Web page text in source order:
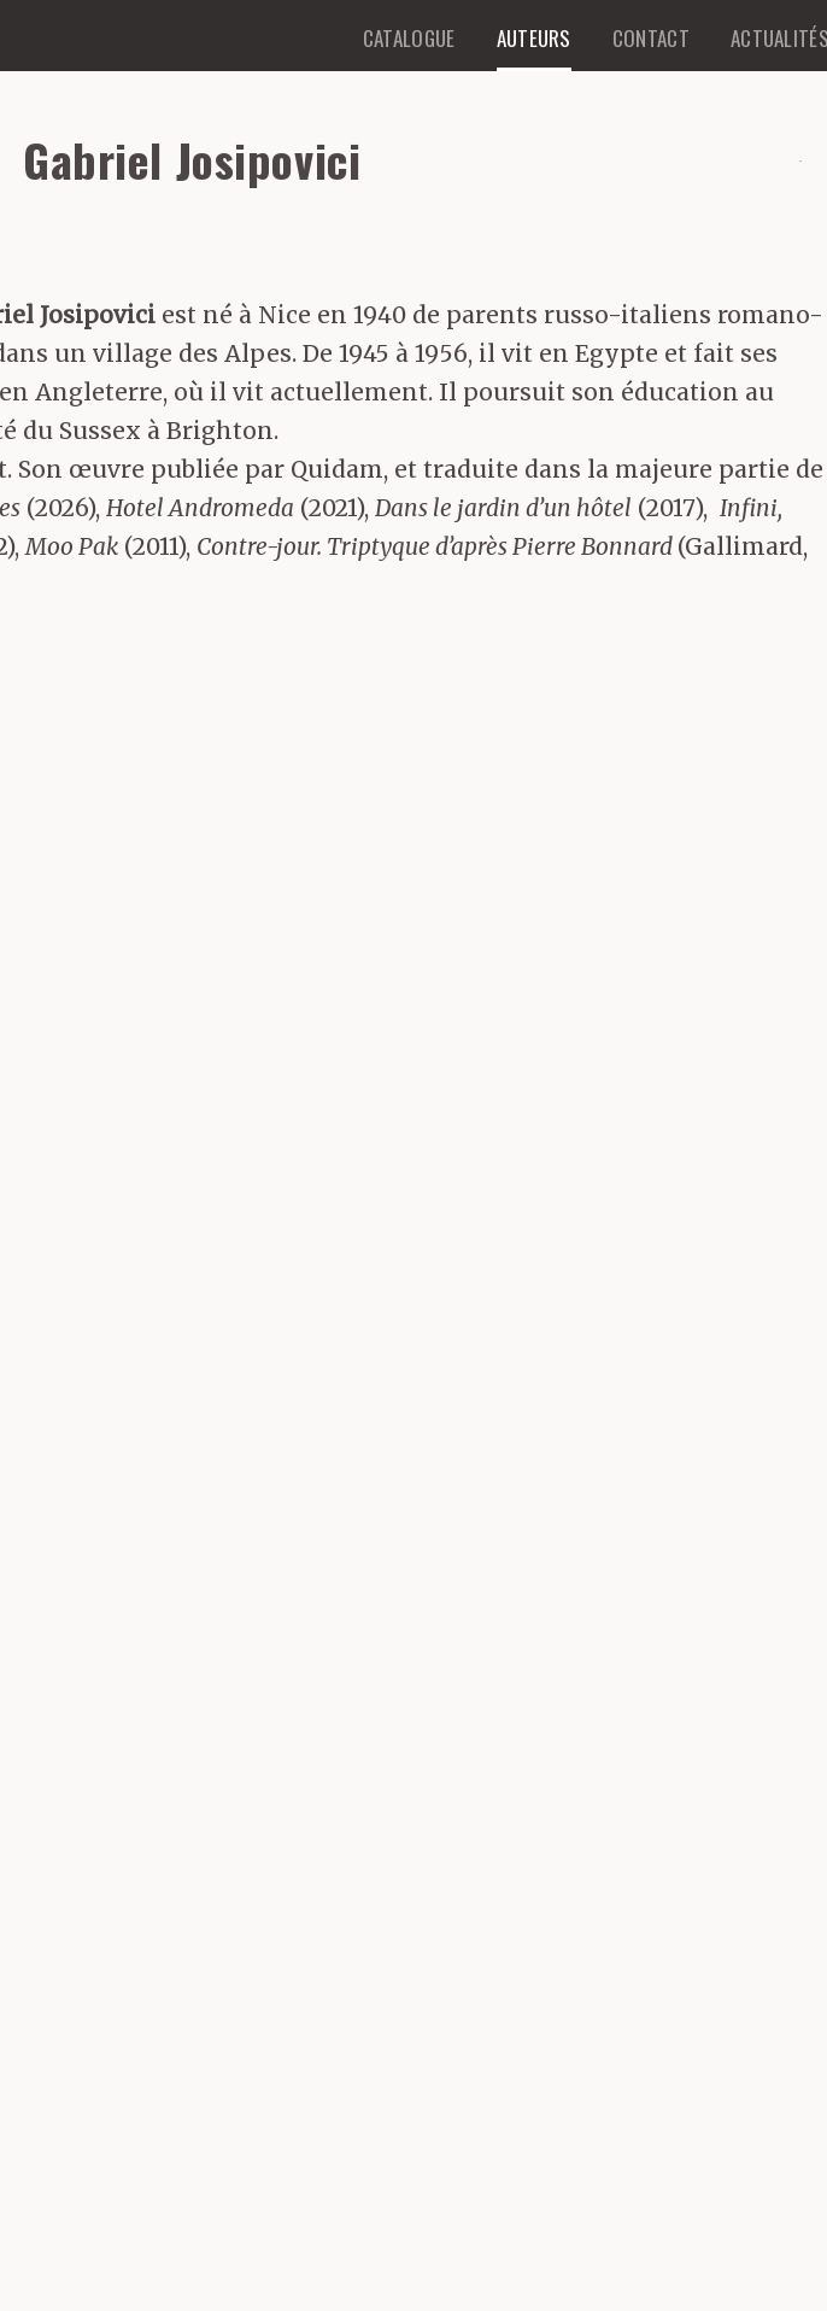
CATALOGUE AUTEURS CONTACT
Gabriel Josipovici
Josipovici est né à Nice en 1940 de parents russo-italiens romano-
un village des Alpes. De 1945 à 1956, il vit en Egypte et fait ses
en Angleterre, où il vit actuellement. Il poursuit son éducation au
du Sussex à Brighton.
œuvre publiée par Quidam, et traduite dans la majeure partie de
(2026), Hotel Andromeda (2021), Dans le jardin d’un hôtel (2017), Infini,
Moo Pak (2011), Contre-jour. Triptyque d’après Pierre Bonnard (Gallimard,